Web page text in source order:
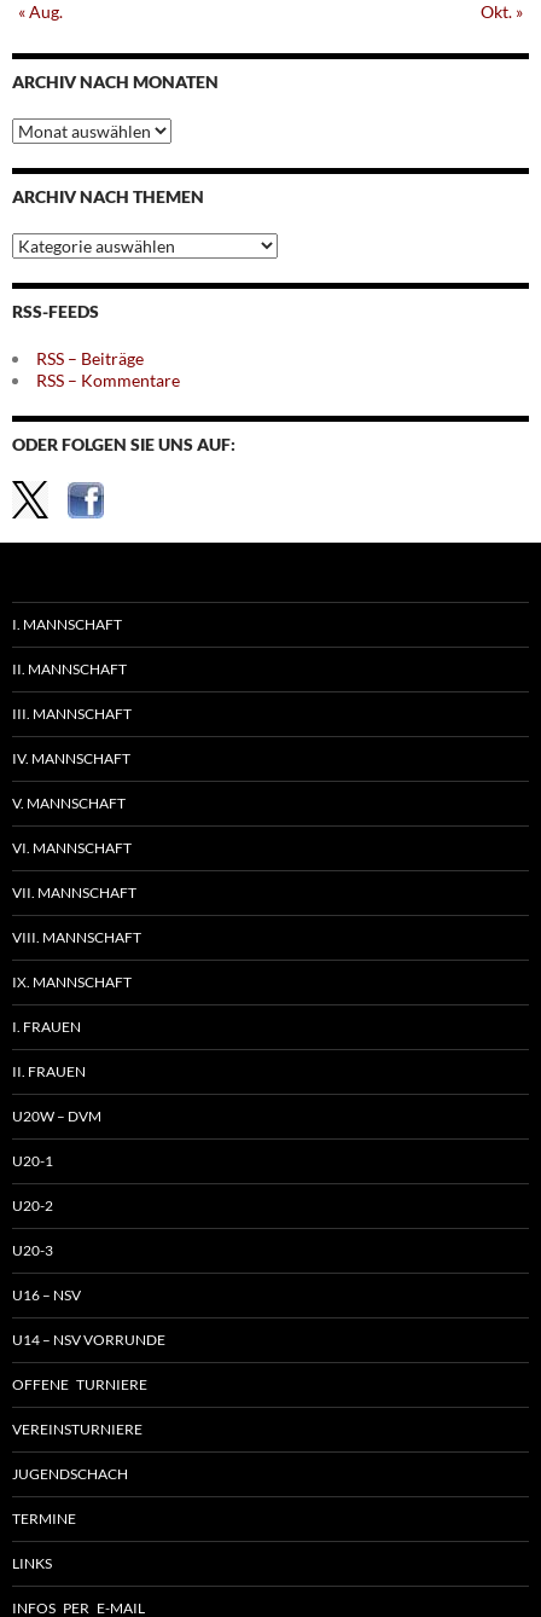
« Aug.
Okt. »
ARCHIV NACH MONATEN
Archiv
nach
Monaten
ARCHIV NACH THEMEN
Archiv
nach
Themen
RSS-FEEDS
RSS – Beiträge
RSS – Kommentare
ODER FOLGEN SIE UNS AUF:
I. MANNSCHAFT
II. MANNSCHAFT
III. MANNSCHAFT
IV. MANNSCHAFT
V. MANNSCHAFT
VI. MANNSCHAFT
VII. MANNSCHAFT
VIII. MANNSCHAFT
IX. MANNSCHAFT
I. FRAUEN
II. FRAUEN
U20W – DVM
U20-1
U20-2
U20-3
U16 – NSV
U14 – NSV VORRUNDE
OFFENE TURNIERE
VEREINSTURNIERE
JUGENDSCHACH
TERMINE
LINKS
INFOS PER E-MAIL